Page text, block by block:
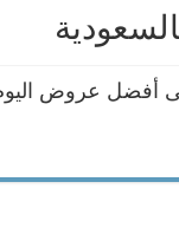
أفضل عروض اليوم